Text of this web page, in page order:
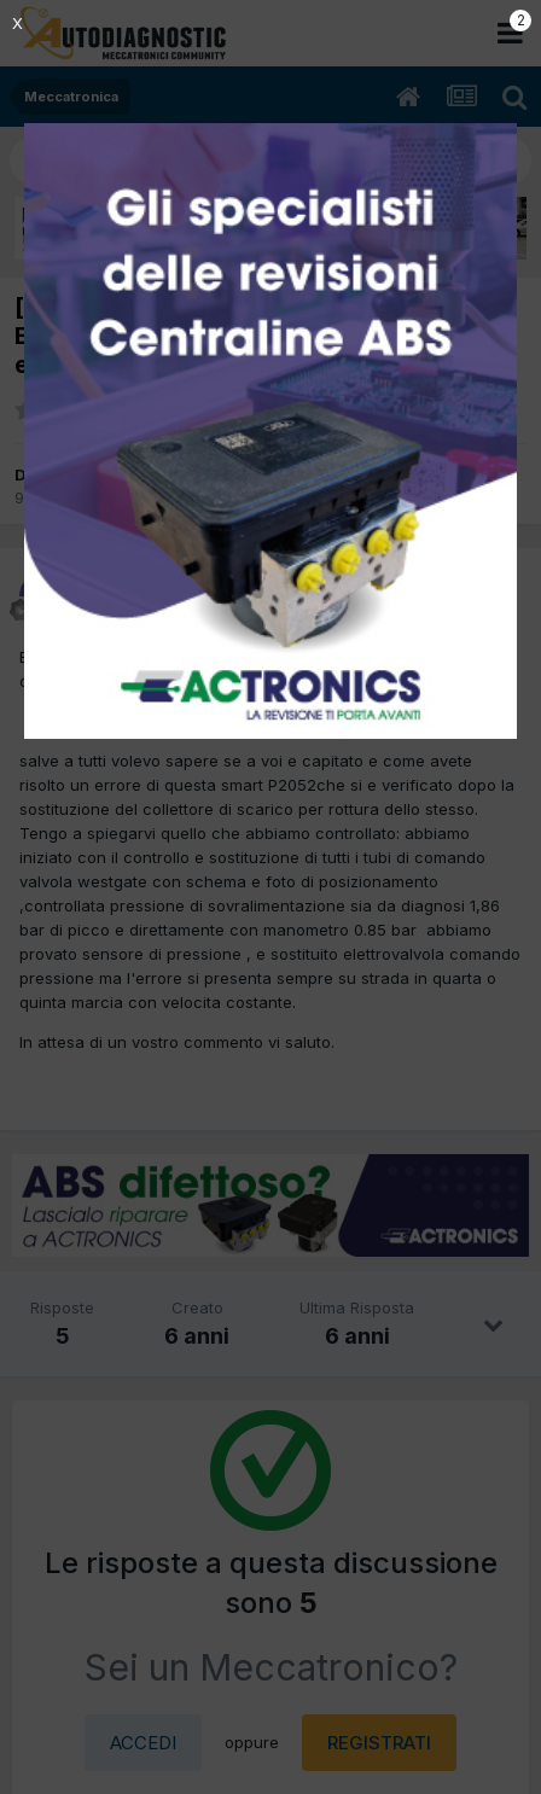
Meccatronica
[Smart 450 02/2007 700cc 160920 45Kw
Benzina] Errore p2052 l'auto sotto sforzo
entra in recovery
Da davidemgl
9 Agosto 2019
in Meccatronica
davidemgl
Inviato 9 Agosto 2019
Buongiorno, ho letto un altro post dove è successa la stessa
cosa...ricopio qui la stessa descrizione
salve a tutti volevo sapere se a voi e capitato e come avete
risolto un errore di questa smart P2052che si e verificato dopo la
sostituzione del collettore di scarico per rottura dello stesso.
Tengo a spiegarvi quello che abbiamo controllato: abbiamo
iniziato con il controllo e sostituzione di tutti i tubi di comando
valvola westgate con schema e foto di posizionamento
,controllata pressione di sovralimentazione sia da diagnosi 1,86
bar di picco e direttamente con manometro 0.85 bar abbiamo
provato sensore di pressione , e sostituito elettrovalvola comando
pressione ma l'errore si presenta sempre su strada in quarta o
quinta marcia con velocita costante.
In attesa di un vostro commento vi saluto.
Risposte
5
Creato
6 anni
Ultima Risposta
6 anni
Le risposte a questa discussione
sono 5
Sei un Meccatronico?
ACCEDI oppure REGISTRATI
2
X